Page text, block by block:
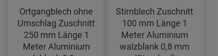
Ortgangblech ohne
Umschlag Zuschnitt
250 mm Länge 1
Meter Aluminium
Stirnblech Zuschnitt
100 mm Länge 1
Meter Aluminium
walzblank 0,8 mm